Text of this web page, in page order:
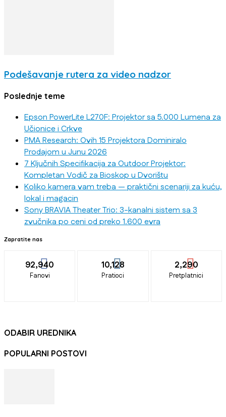
Podešavanje rutera za video nadzor
Poslednje teme
Epson PowerLite L270F: Projektor sa 5.000 Lumena za
Učionice i Crkve
PMA Research: Ovih 15 Projektora Dominiralo
Prodajom u Junu 2026
7 Ključnih Specifikacija za Outdoor Projektor:
Kompletan Vodič za Bioskop u Dvorištu
Koliko kamera vam treba — praktični scenariji za kuću,
lokal i magacin
Sony BRAVIA Theater Trio: 3-kanalni sistem sa 3
zvučnika po ceni od preko 1.600 evra
Zapratite nas
92,940
Fanovi
10,128
Pratioci
2,290
Pretplatnici
ODABIR UREDNIKA
POPULARNI POSTOVI